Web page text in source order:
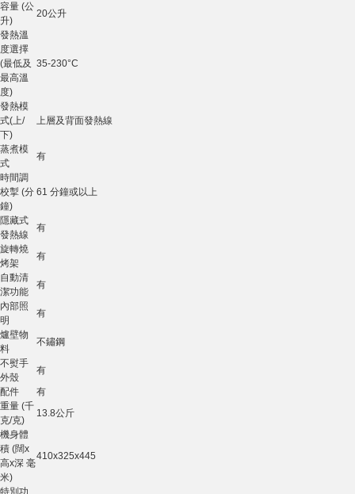
容量 (公
升)
20公升
發熱溫
度選擇
(最低及
最高溫
度)
35-230°C
發熱模
式(上/
下)
上層及背面發熱線
蒸煮模
式
有
時間調
校掣 (分
鐘)
61 分鐘或以上
隱藏式
發熱線
有
旋轉燒
烤架
有
自動清
潔功能
有
內部照
明
有
爐壁物
料
不鏽鋼
不熨手
外殼
有
配件
有
重量 (千
克/克)
13.8公斤
機身體
積 (闊x
高x深 毫
米)
410x325x445
特別功